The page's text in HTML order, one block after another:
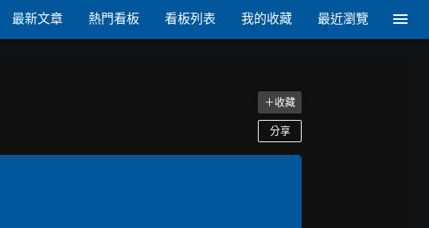
最新文章 熱門看板 看板列表 我的收藏 最近瀏覽
＋收藏
分享